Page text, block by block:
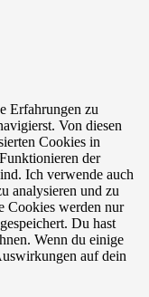
Erfahrungen zu
Von diesen
Cookies in
der
Ich verwende auch
analysieren und zu
Cookies werden nur
Du hast
Wenn du einige
auf dein